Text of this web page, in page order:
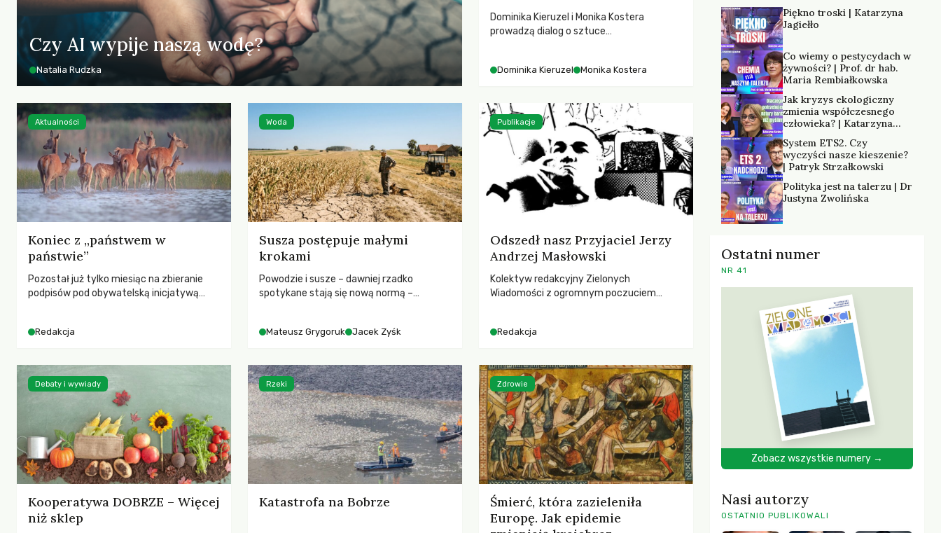
Czy AI wypije naszą wodę?
Natalia Rudzka
Dominika Kieruzel i Monika Kostera
prowadzą dialog o sztuce
wrażliwość, odczuwanie przestrzeni oraz
Dominika Kieruzel Monika Kostera
Koniec z „państwem w
państwie”
Pozostał już tylko miesiąc na zbieranie
podpisów pod obywatelską inicjatywą
pełną mobilizację, ponieważ projekt
rozwiązania dla przyrody i zwierząt,
radykalnie zmieniając dotychczasowy
paradygmat funkcjonowania łowiectwa w
Polsce.
Redakcja
Aktualności
Susza postępuje małymi
krokami
Powodzie i susze – dawniej rzadko
spotykane stają się nową normą –
SGGW.
Mateusz Grygoruk Jacek Zyśk
Woda
Odszedł nasz Przyjaciel Jerzy
Andrzej Masłowski
Kolektyw redakcyjny Zielonych
Wiadomości z ogromnym poczuciem
kochanego Opiekuna, Mecenasa i Mentora.
Redakcja
Publikacje
Kooperatywa DOBRZE – Więcej
niż sklep
Debaty i wywiady
Katastrofa na Bobrze
Rzeki
Śmierć, która zazieleniła
Europę. Jak epidemie
Zdrowie
Piękno troski | Katarzyna
Jagiełło
Co wiemy o pestycydach w
żywności? | Prof. dr hab.
Maria Rembiałkowska
Jak kryzys ekologiczny
zmienia współczesnego
człowieka? | Katarzyna
System ETS2. Czy
wyczyści nasze kieszenie?
| Patryk Strzałkowski
Polityka jest na talerzu | Dr
Justyna Zwolińska
Ostatni numer
NR 41
Zobacz wszystkie numery →
Nasi autorzy
OSTATNIO PUBLIKOWALI